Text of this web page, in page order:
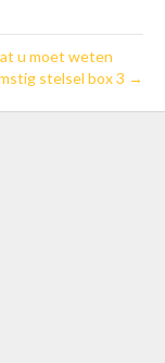
u moet weten
stelsel box 3 →